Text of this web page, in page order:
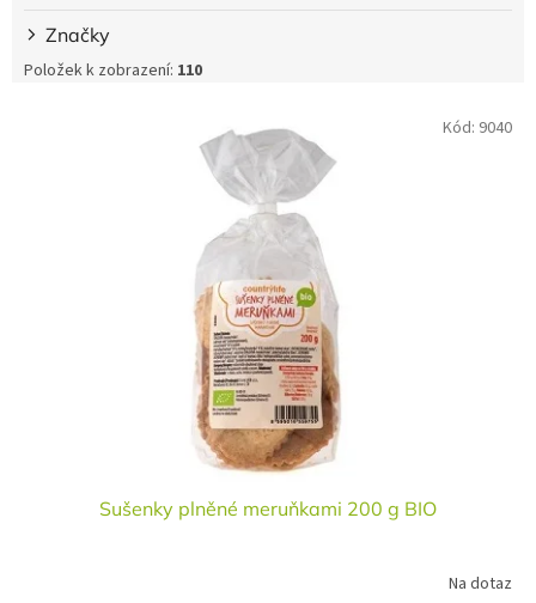
Značky
Položek k zobrazení: 110
Sušenky plněné meruňkami 200 g BIO
Na dotaz
Kód: 9040